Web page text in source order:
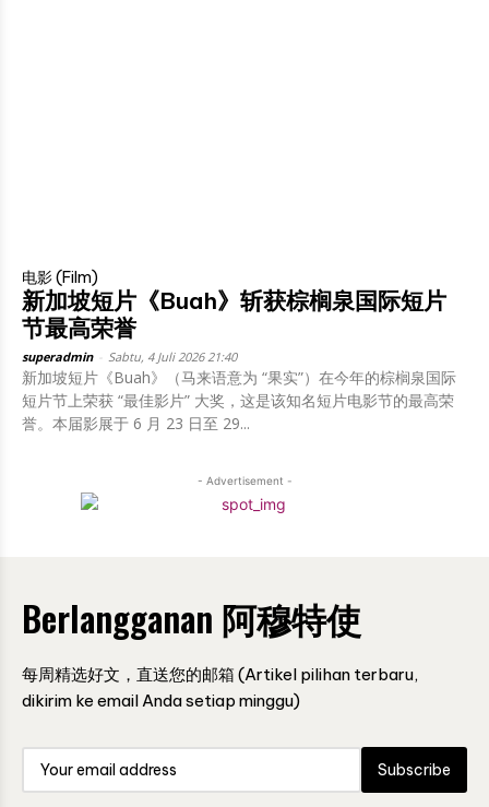
电影 (Film)
新加坡短片《Buah》斩获棕榈泉国际短片
节最高荣誉
superadmin Sabtu, 4 Juli 2026 21:40
新加坡短片《Buah》（马来语意为 “果实”）在今年的棕榈泉国际
短片节上荣获 “最佳影片” 大奖，这是该知名短片电影节的最高荣
誉。本届影展于 6 月 23 日至 29...
- Advertisement -
Berlangganan 阿穆特使
每周精选好文，直送您的邮箱 (Artikel pilihan terbaru,
dikirim ke email Anda setiap minggu)
Subscribe